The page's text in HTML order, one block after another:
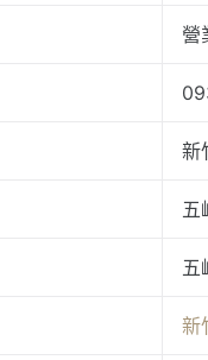
營
新
五
五
新